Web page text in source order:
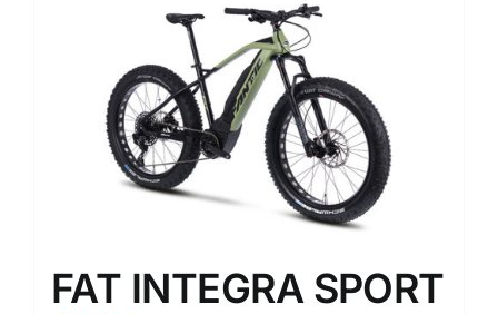
FAT INTEGRA SPORT